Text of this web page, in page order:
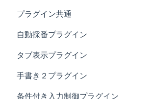
プラグイン共通
試用・契約・ライセンスについて
あれ？不具合かなと思った時は？
動作環境やセキュリティを確認した
設定やアップデート・その他につい
自動採番プラグイン
あれ？不具合かなと思った時は？
設定方法や仕様について知りたい時
アップデート情報
タブ表示プラグイン
あれ？不具合かなと思った時は？
設定方法や仕様について知りたい時
手書き２プラグイン
あれ？不具合かなと思った時は？
条件付き入力制御プラグイン